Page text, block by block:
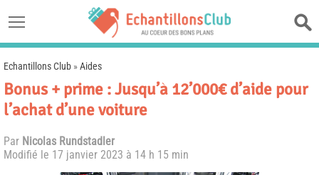
Echantillons Club »Aides
Bonus + prime : Jusqu’à 12’000€ d’aide pour
l’achat d’une voiture
Par Nicolas Rundstadler
Modifié le 17 janvier 2023 à 14 h 15 min